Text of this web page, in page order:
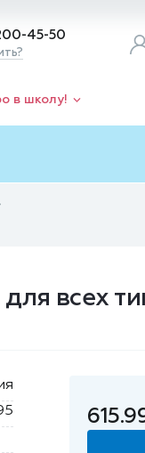
45-50
в школу!
всех